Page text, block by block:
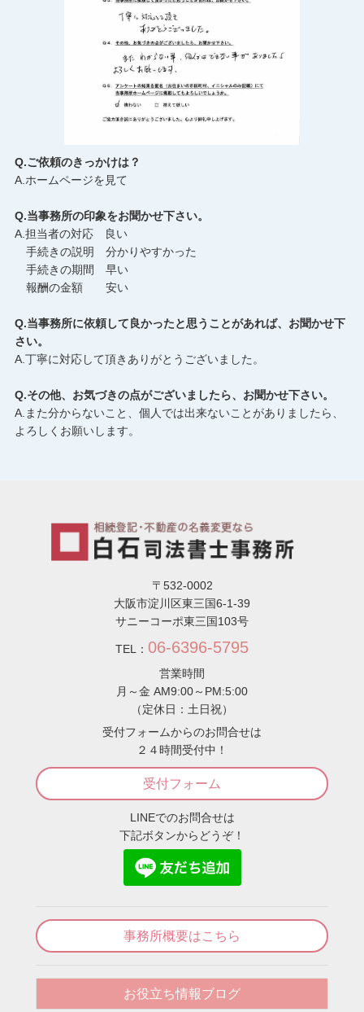
Q.ご依頼のきっかけは？
A.ホームページを見て
Q.当事務所の印象をお聞かせ下さい。
A.担当者の対応 良い
手続きの説明 分かりやすかった
手続きの期間 早い
報酬の金額 安い
Q.当事務所に依頼して良かったと思うことがあれば、お聞かせ下
さい。
A.丁寧に対応して頂きありがとうございました。
Q.その他、お気づきの点がございましたら、お聞かせ下さい。
A.また分からないこと、個人では出来ないことがありましたら、
よろしくお願いします。
〒532-0002
大阪市淀川区東三国6-1-39
サニーコーポ東三国103号
TEL： 06-6396-5795
営業時間
月～金 AM9:00～PM:5:00
（定休日：土日祝）
受付フォームからのお問合せは
２４時間受付中！
受付フォーム
LINEでのお問合せは
下記ボタンからどうぞ！
事務所概要はこちら
お役立ち情報ブログ